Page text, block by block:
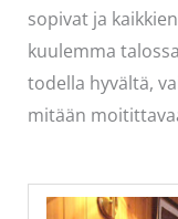
sopivat ja
kuulemma
todella hyvältä,
mitään